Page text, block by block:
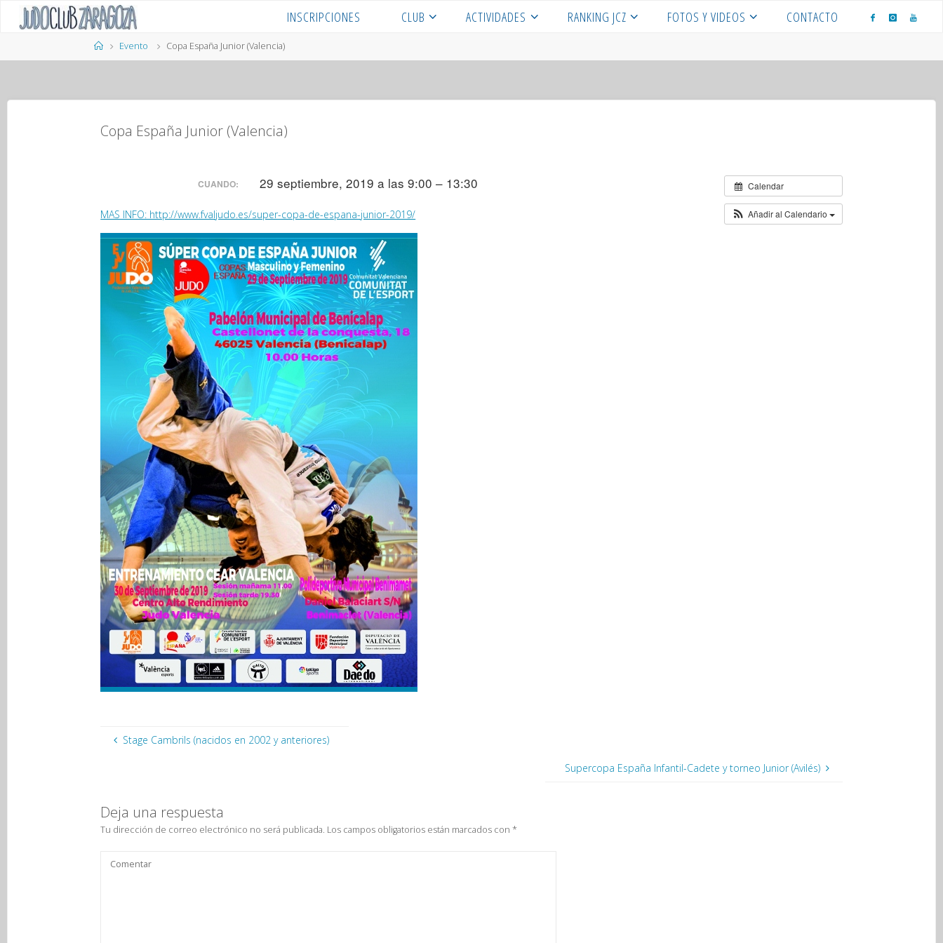
Saltar
INSCRIPCIONES CLUB ACTIVIDADES RANKING JCZ FOTOS Y VIDEOS CONTACTO
Página
de
Evento Copa España Junior (Valencia)
Copa España Junior (Valencia)
Calendar
Añadir al Calendario
CUANDO: 29 septiembre, 2019 a las 9:00 – 13:30
MAS INFO: http://www.fvaljudo.es/super-copa-de-espana-junior-2019/
Stage Cambrils (nacidos en 2002 y anteriores)
Supercopa España Infantil-Cadete y torneo Junior (Avilés)
Deja una respuesta
Tu dirección de correo electrónico no será publicada. Los campos obligatorios están marcados con*